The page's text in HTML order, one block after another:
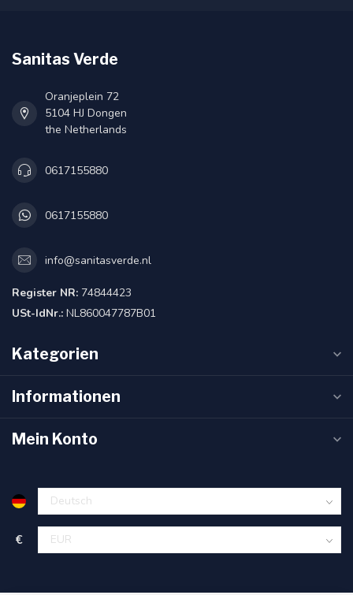
Sanitas Verde
Oranjeplein 72
5104 HJ Dongen
the Netherlands
0617155880
0617155880
info@sanitasverde.nl
Register NR: 74844423
USt-IdNr.: NL860047787B01
Kategorien
Informationen
Mein Konto
€